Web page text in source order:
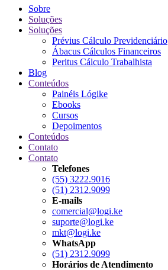
Sobre
Soluções
Soluções
Prévius Cálculo Previdenciário
Ábacus Cálculos Financeiros
Peritus Cálculo Trabalhista
Blog
Conteúdos
Painéis Lógike
Ebooks
Cursos
Depoimentos
Conteúdos
Contato
Contato
Telefones
(55) 3222.9016
(51) 2312.9099
E-mails
comercial@logi.ke
suporte@logi.ke
mkt@logi.ke
WhatsApp
(51) 2312.9099
Horários de Atendimento